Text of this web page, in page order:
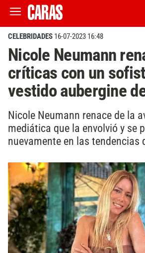
CELEBRIDADES 16-07-2023 16:48
Nicole Neumann
críticas con un
vestido aubergine
Nicole Neumann renace de la
mediática que la envolvió y se
nuevamente en las tendencias